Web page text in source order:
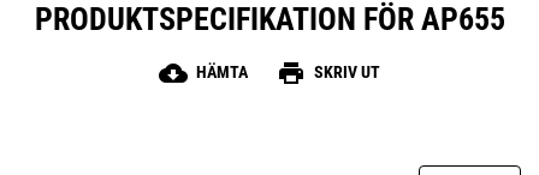
PRODUKTSPECIFIKATION FÖR AP655
cloud_download HÄMTA print SKRIV UT